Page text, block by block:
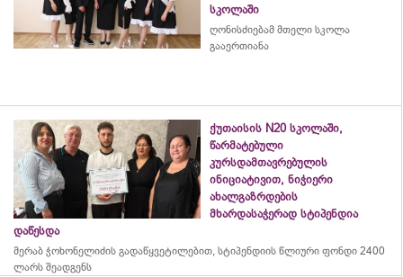
სკოლაში
ღონისძიებამ მთელი სკოლა
გააერთიანა
ქუთაისის N20 სკოლაში,
წარმატებული
კურსდამთავრებულის
ინიციატივით, ნიჭიერი
ახალგაზრდების
მხარდასაჭერად სტიპენდია
დაწესდა
მერაბ ჭოხონელიძის გადაწყვეტილებით, სტიპენდიის წლიური ფონდი 2400
ლარს შეადგენს